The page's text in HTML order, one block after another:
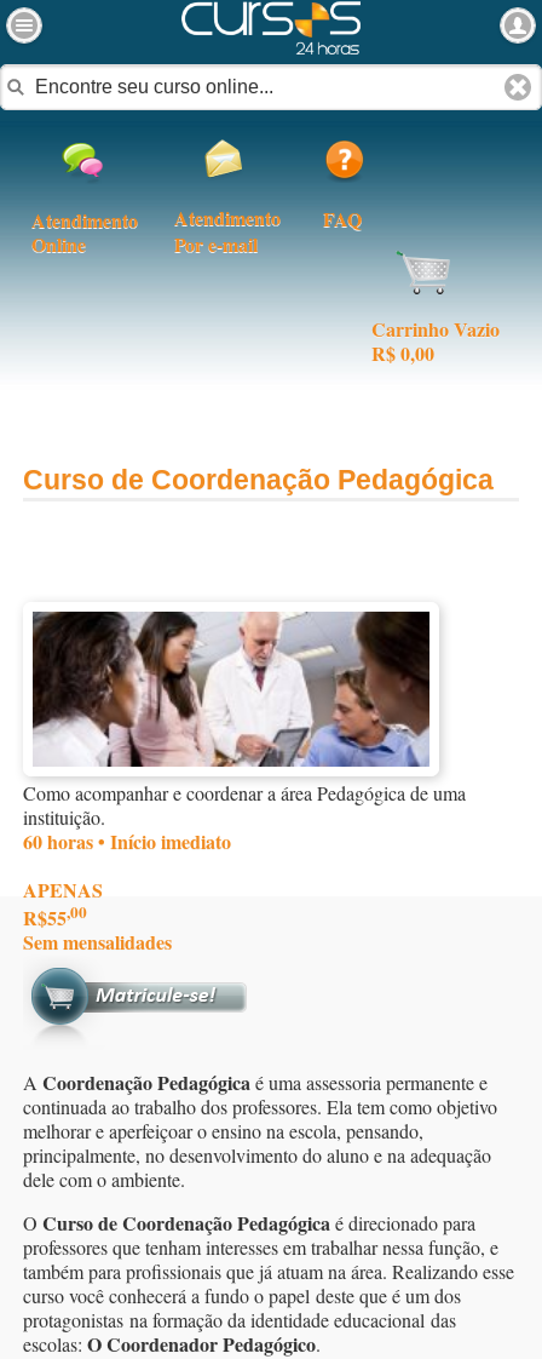
Atendimento
Online
Atendimento
Por e-mail
FAQ
Carrinho Vazio
R$ 0,00
Curso de Coordenação Pedagógica
Como acompanhar e coordenar a área Pedagógica de uma
instituição.
60 horas • Início imediato
APENAS
R$55,00
Sem mensalidades
A Coordenação Pedagógicaé uma assessoria permanente e
continuada ao trabalho dos professores. Ela tem como objetivo
melhorar e aperfeiçoar o ensino na escola, pensando,
principalmente, no desenvolvimento do aluno e na adequação
dele com o ambiente.
O Curso de Coordenação Pedagógicaé direcionado para
professores que tenham interesses em trabalhar nessa função, e
também para profissionais que já atuam na área. Realizando esse
curso você conhecerá a fundo o papel deste que é um dos
protagonistas na formação da identidade educacional das
escolas: O Coordenador Pedagógico.